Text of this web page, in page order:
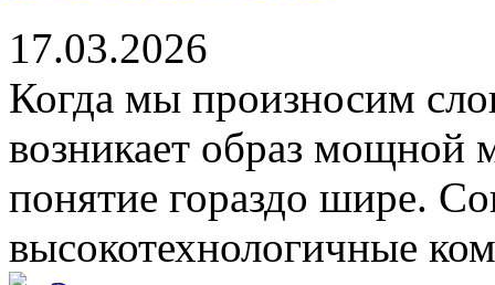
17.03.2026
Когда мы произносим
возникает образ мощной
понятие гораздо шире.
высокотехнологичные